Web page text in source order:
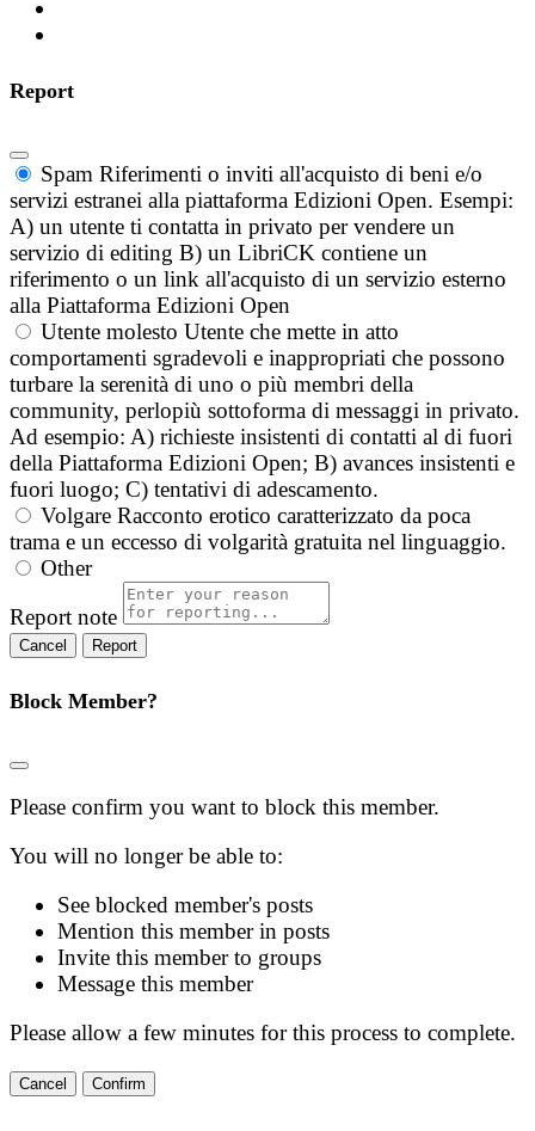
Report
Spam Riferimenti o inviti all'acquisto di beni e/o
servizi estranei alla piattaforma Edizioni Open. Esempi:
A) un utente ti contatta in privato per vendere un
servizio di editing B) un LibriCK contiene un
riferimento o un link all'acquisto di un servizio esterno
alla Piattaforma Edizioni Open
Utente molesto Utente che mette in atto
comportamenti sgradevoli e inappropriati che possono
turbare la serenità di uno o più membri della
community, perlopiù sottoforma di messaggi in privato.
Ad esempio: A) richieste insistenti di contatti al di fuori
della Piattaforma Edizioni Open; B) avances insistenti e
fuori luogo; C) tentativi di adescamento.
Volgare Racconto erotico caratterizzato da poca
trama e un eccesso di volgarità gratuita nel linguaggio.
Other
Report note
Report
Block Member?
Please confirm you want to block this member.
You will no longer be able to:
See blocked member's posts
Mention this member in posts
Invite this member to groups
Message this member
Please allow a few minutes for this process to complete.
Confirm